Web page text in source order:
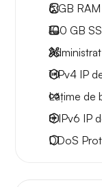
6 GB RAM
100 GB
1 IPv4 IP
Lățime de
8 IPv6 IP
DDoS